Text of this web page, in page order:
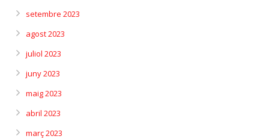
setembre 2023
agost 2023
juliol 2023
juny 2023
maig 2023
abril 2023
març 2023